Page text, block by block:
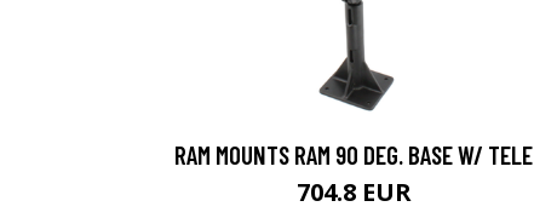
RAM MOUNTS RAM 90 DEG. BASE W/ TELE
704.8 EUR